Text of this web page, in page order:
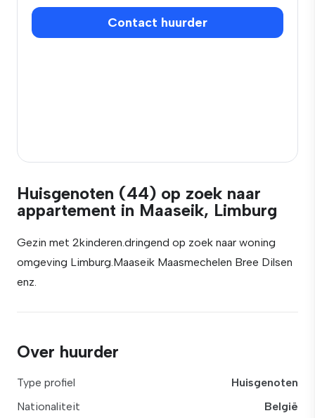
Contact huurder
Huisgenoten (44) op zoek naar
appartement in Maaseik, Limburg
Gezin met 2kinderen.dringend op zoek naar woning
omgeving Limburg.Maaseik Maasmechelen Bree Dilsen
enz.
Over huurder
Type profiel
Huisgenoten
Nationaliteit
België